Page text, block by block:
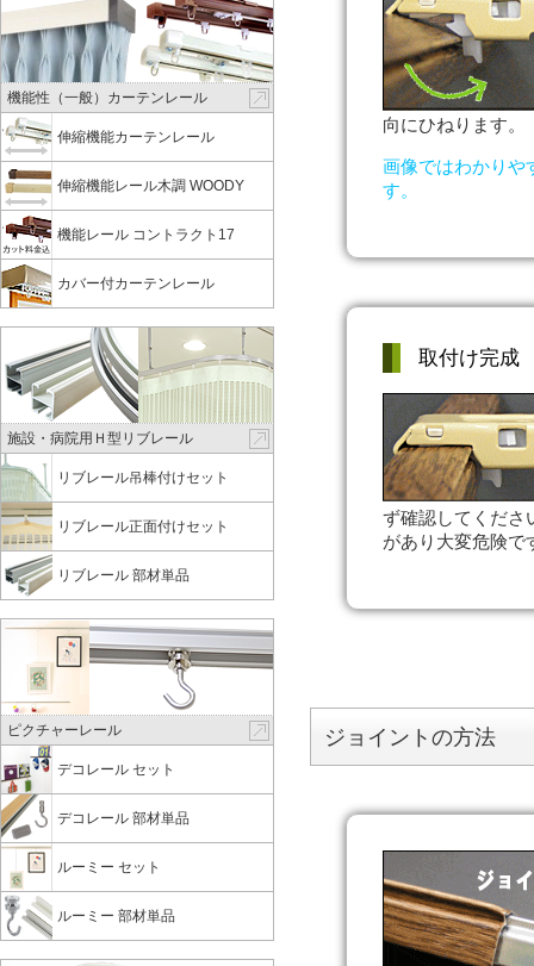
向にひねります。
画像ではわかりや
す。
取付け完成
ず確認してくださ
があり大変危険で
ジョイントの方法
機能性（一般）カーテンレール
伸縮機能カーテンレール
伸縮機能レール木調 WOODY
機能レール コントラクト17
カバー付カーテンレール
施設・病院用Ｈ型リブレール
リブレール吊棒付けセット
リブレール正面付けセット
リブレール 部材単品
ピクチャーレール
デコレール セット
デコレール 部材単品
ルーミー セット
ルーミー 部材単品